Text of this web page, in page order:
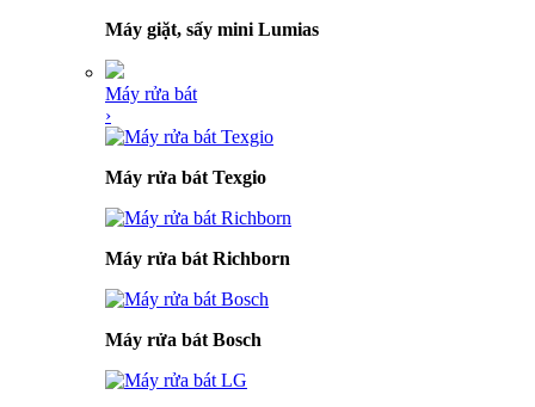
Máy giặt, sấy mini Lumias
Máy rửa bát
›
Máy rửa bát Texgio
Máy rửa bát Richborn
Máy rửa bát Bosch